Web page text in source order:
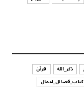
ذکر_الله
قرآن
کتاب_فضائل_اعمال